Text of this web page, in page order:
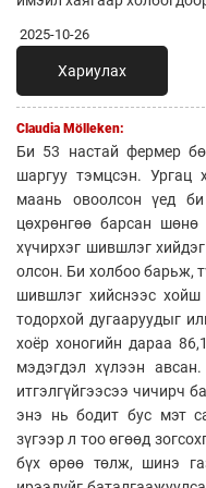
2025-10-26
Хариулах
Claudia Mölleken:
Би 53 настай фермер
шаргуу тэмцсэн. Ургац
маань овоолсон үед
цөхрөнгөө барсан шөнө
хүчирхэг шившлэг
олсон. Би холбоо барьж,
шившлэг хийснээс хойш
тодорхой дугааруудыг
хоёр хоногийн дараа
мэдэгдэл хүлээн
итгэлгүйгээсээ чичирч
энэ нь бодит бус мэт
зүгээр л тоо өгөөд
бүх өрөө төлж, шинэ